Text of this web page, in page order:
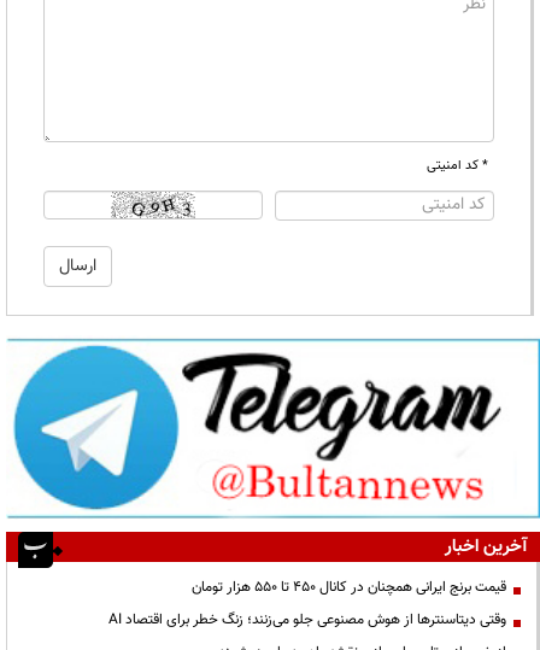
* کد امنیتی
آخرین اخبار
قیمت‌ برنج ایرانی همچنان در کانال ۴۵۰ تا ۵۵۰ هزار تومان
وقتی دیتاسنترها از هوش مصنوعی جلو می‌زنند؛ زنگ خطر برای اقتصاد AI